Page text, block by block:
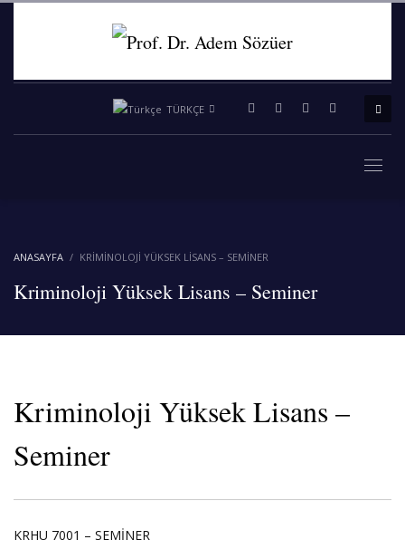
TÜRKÇE
ANASAYFA KRIMINOLOJI YÜKSEK LISANS – SEMINER
Kriminoloji Yüksek Lisans – Seminer
Kriminoloji Yüksek Lisans –
Seminer
KRHU 7001 – SEMİNER